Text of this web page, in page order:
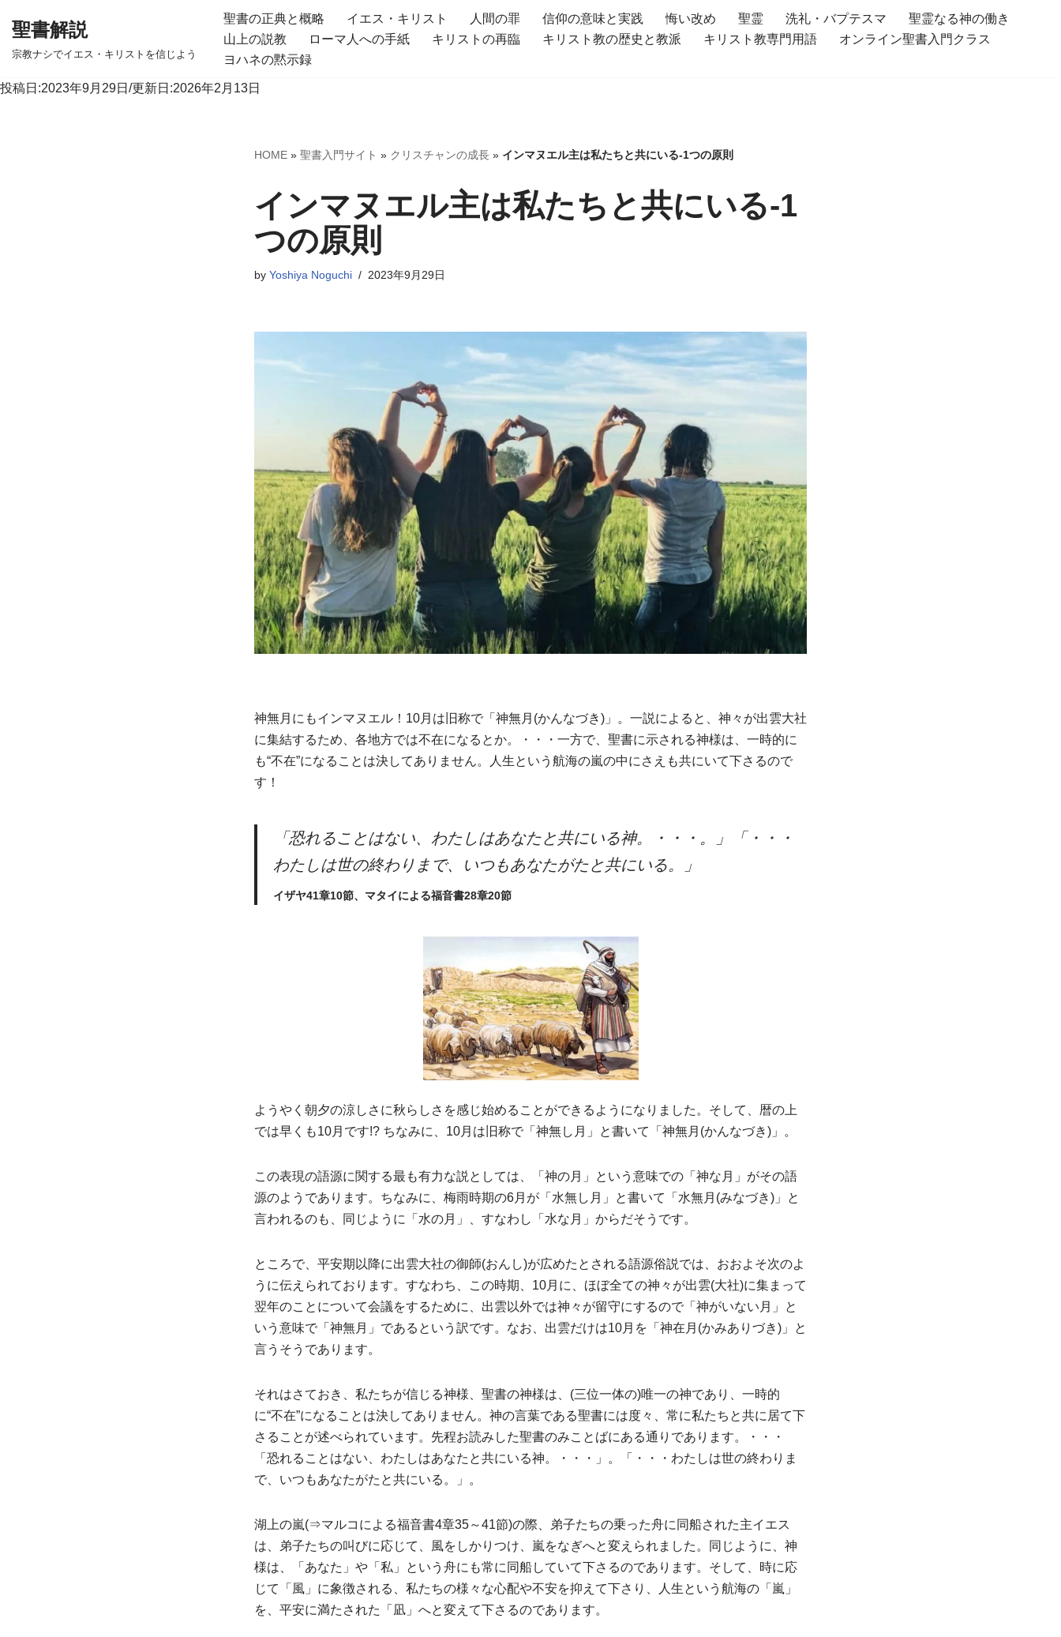
テ
聖書解説
宗教ナシでイエス・キリストを信じよう
聖書の正典と概略 イエス・キリスト 人間の罪 信仰の意味と実践 悔い改め 聖霊 洗礼・バプテスマ
聖霊なる神の働き
山上の説教
ローマ人への手紙 キリストの再臨 キリスト教の歴史と教派 キリスト教専門用語
オンライン聖書入門クラス
ヨハネの黙示録
投稿日:2023年9月29日/更新日:2026年2月13日
HOME » 聖書入門サイト » クリスチャンの成長 » インマヌエル主は私たちと共にいる-1つの原則
インマヌエル主は私たちと共にいる-1
つの原則
by Yoshiya Noguchi 2023年9月29日
神無月にもインマヌエル！10月は旧称で「神無月(かんなづき)」。一説によると、神々が出雲大社
に集結するため、各地方では不在になるとか。・・・一方で、聖書に示される神様は、一時的に
も“不在”になることは決してありません。人生という航海の嵐の中にさえも共にいて下さるので
す！
「恐れることはない、わたしはあなたと共にいる神。・・・。」「・・・
わたしは世の終わりまで、いつもあなたがたと共にいる。」
イザヤ41章10節、マタイによる福音書28章20節
ようやく朝夕の涼しさに秋らしさを感じ始めることができるようになりました。そして、暦の上
では早くも10月です!? ちなみに、10月は旧称で「神無し月」と書いて「神無月(かんなづき)」。
この表現の語源に関する最も有力な説としては、「神の月」という意味での「神な月」がその語
源のようであります。ちなみに、梅雨時期の6月が「水無し月」と書いて「水無月(みなづき)」と
言われるのも、同じように「水の月」、すなわし「水な月」からだそうです。
ところで、平安期以降に出雲大社の御師(おんし)が広めたとされる語源俗説では、おおよそ次のよ
うに伝えられております。すなわち、この時期、10月に、ほぼ全ての神々が出雲(大社)に集まって
翌年のことについて会議をするために、出雲以外では神々が留守にするので「神がいない月」と
いう意味で「神無月」であるという訳です。なお、出雲だけは10月を「神在月(かみありづき)」と
言うそうであります。
それはさておき、私たちが信じる神様、聖書の神様は、(三位一体の)唯一の神であり、一時的
に“不在”になることは決してありません。神の言葉である聖書には度々、常に私たちと共に居て下
さることが述べられています。先程お読みした聖書のみことばにある通りであります。・・・
「恐れることはない、わたしはあなたと共にいる神。・・・」。「・・・わたしは世の終わりま
で、いつもあなたがたと共にいる。」。
湖上の嵐(⇒マルコによる福音書4章35～41節)の際、弟子たちの乗った舟に同船された主イエス
は、弟子たちの叫びに応じて、風をしかりつけ、嵐をなぎへと変えられました。同じように、神
様は、「あなた」や「私」という舟にも常に同船していて下さるのであります。そして、時に応
じて「風」に象徴される、私たちの様々な心配や不安を抑えて下さり、人生という航海の「嵐」
を、平安に満たされた「凪 」へと変えて下さるのであります。